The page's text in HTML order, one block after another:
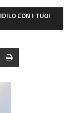
CON I TUOI